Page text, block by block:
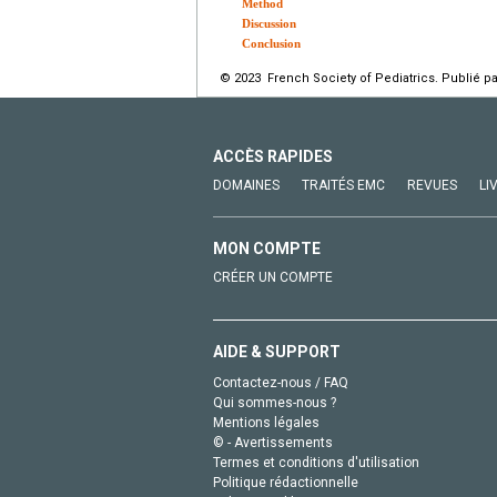
Method
Discussion
Conclusion
© 2023 French Society of Pediatrics. Publié
ACCÈS RAPIDES
DOMAINES TRAITÉS EMC REVUES
MON COMPTE
CRÉER UN COMPTE
AIDE & SUPPORT
Contactez-nous / FAQ
Qui sommes-nous ?
Mentions légales
© - Avertissements
Termes et conditions d'utilisation
Politique rédactionnelle